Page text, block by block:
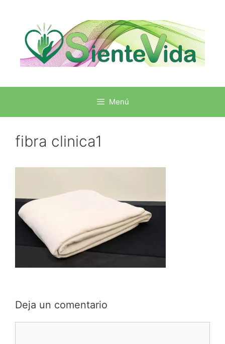
Menú
fibra clinica1
Deja un comentario